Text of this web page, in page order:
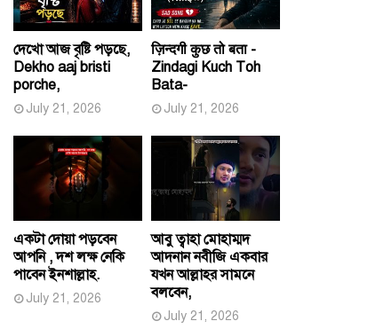
দেখো আজ বৃষ্টি পড়ছে,
Dekho aaj bristi
porche,
July 21, 2026
ज़िन्दगी कुछ तो बता -
Zindagi Kuch Toh
Bata-
July 21, 2026
একটা দোয়া পড়বেন
আপনি , দশ লক্ষ নেকি
পাবেন ইনশাল্লাহ.
July 21, 2026
আবু ত্বাহা মোহাম্মদ
আদনান নবীজি একবার
যখন আল্লাহর সামনে
বলবেন,
July 21, 2026